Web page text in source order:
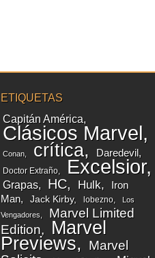
ETIQUETAS
Capitán América
Clásicos Marvel
Conan crítica Daredevil
Doctor Extraño Excelsior
Grapas HC Hulk
Iron
Man
Jack Kirby lobezno
Los
Vengadores
Marvel Limited
Edition
Marvel
Previews
Marvel